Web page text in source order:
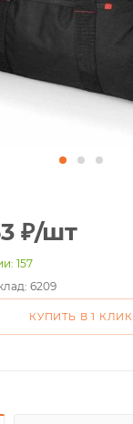
₽/шт
157
6209
КУПИТЬ В 1 КЛИК